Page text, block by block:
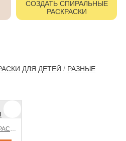
СОЗДАТЬ СПИРАЛЬНЫЕ
РАСКРАСКИ
ДЛЯ ДЕТЕЙ / РАЗНЫЕ
ЭКЗОТИЧЕСКИЕ РАСКРАСКИ КОРАЛЛЫ